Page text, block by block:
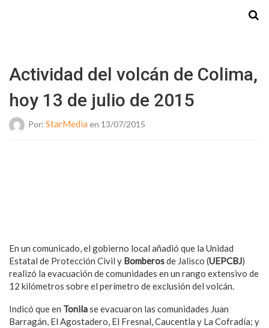
Actividad del volcán de Colima,
hoy 13 de julio de 2015
Por: StarMedia en 13/07/2015
En un comunicado, el gobierno local añadió que la Unidad
Estatal de Protección Civil y Bomberosde Jalisco (UEPCBJ)
realizó la evacuación de comunidades en un rango extensivo de
12 kilómetros sobre el perímetro de exclusión del volcán.
Indicó que en Tonilase evacuaron las comunidades Juan
Barragán, El Agostadero, El Fresnal, Caucentla y La Cofradía; y